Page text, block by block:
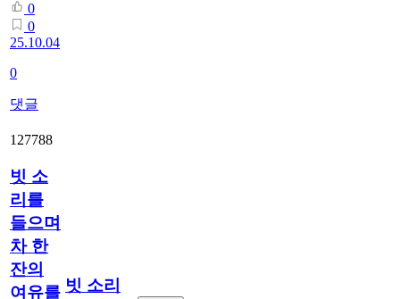
0
0
25.10.04
0
댓글
127788
빗 소
리를
들으며
차 한
잔의
여유를 빗 소리